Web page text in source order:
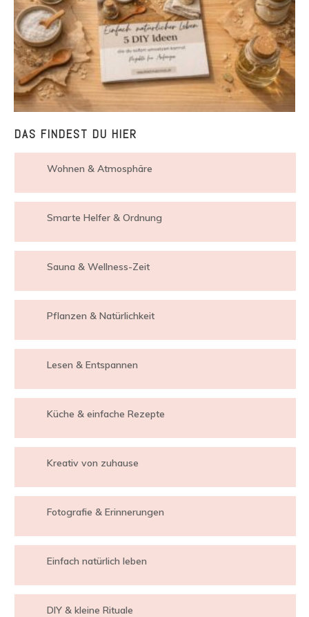
DAS FINDEST DU HIER
Wohnen & Atmosphäre
Smarte Helfer & Ordnung
Sauna & Wellness-Zeit
Pflanzen & Natürlichkeit
Lesen & Entspannen
Küche & einfache Rezepte
Kreativ von zuhause
Fotografie & Erinnerungen
Einfach natürlich leben
DIY & kleine Rituale